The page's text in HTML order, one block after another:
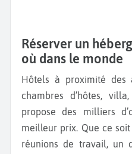
Réserver un
où dans le monde
Hôtels à proximité des aéroports, grande chaîne,
chambres d’hôtes,
propose des milliers
meilleur prix. Que ce
réunions de travail, un